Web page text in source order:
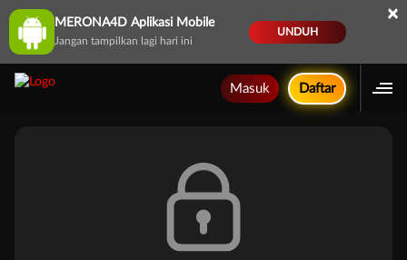
MERONA4D Aplikasi Mobile
Jangan tampilkan lagi hari ini
UNDUH
×
Masuk Daftar